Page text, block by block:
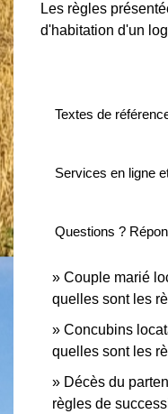
Les règles
d'habitation d'un
Textes de
Services en ligne
Questions ?
Couple marié
quelles sont les
Concubins
quelles sont les
Décès du
règles de